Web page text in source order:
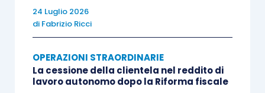
perdita della soggettività passiva Ires
temporale limitato alla durata
dell’opzione);
24 Luglio 2026
di Fabrizio Ricci
OPERAZIONI STRAORDINARIE
La cessione della clientela nel reddito di
lavoro autonomo dopo la Riforma fiscale